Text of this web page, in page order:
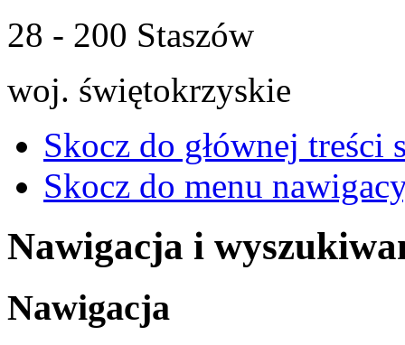
28 - 200 Staszów
woj. świętokrzyskie
Skocz do głównej treści
Skocz do menu
Nawigacja i
Nawigacja